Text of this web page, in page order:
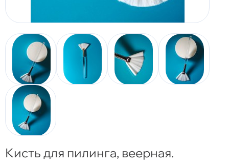
Кисть для пилинга, веерная.